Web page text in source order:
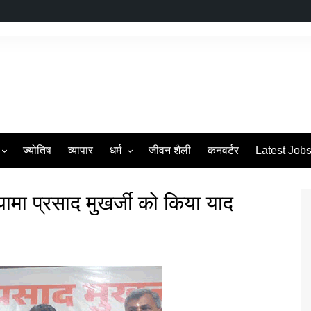
ज्योतिष व्यापार धर्म जीवन शैली कनवर्टर Latest Jobs
प्रसाद मुखर्जी को किया याद